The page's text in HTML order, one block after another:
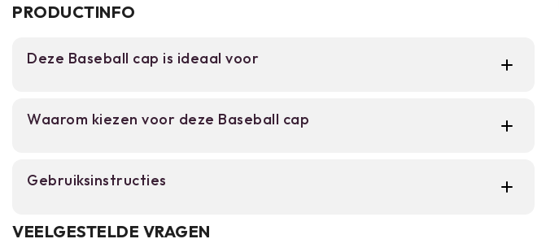
PRODUCTINFO
Deze Baseball cap is ideaal voor
dagelijkse cap zoeken met karakter. Het vintage militaire ontwerp en
Waarom kiezen voor deze Baseball cap
Katoen en polyester mix: licht en ademend voor dagelijks dragen
luchtvaartgeschiedenis
Gebruiksinstructies
De cap draag je zoals elke baseball cap: trek de voorkant over je ogen
en zet het achterpand op je hoofd. De verstelbare sluiting aan de
VEELGESTELDE VRAGEN